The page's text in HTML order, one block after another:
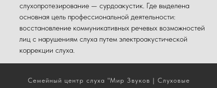
слухопротезирование — сурдоакустик. Где выделена
основная цель профессиональной деятельности:
восстановление коммуникативных речевых возможностей
лиц с нарушениям слуха путем электроакустической
коррекции слуха.
Семейный центр слуха "Мир Звуков | Слуховые